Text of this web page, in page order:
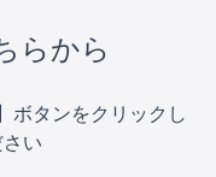
らから
ボタンをクリックし
い